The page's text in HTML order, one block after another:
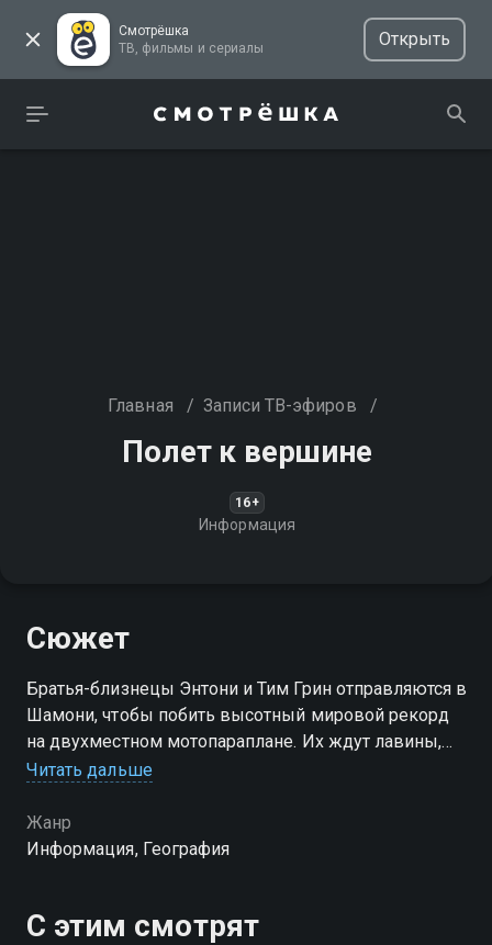
Смотрёшка
ТВ, фильмы и сериалы
Открыть
Главная / Записи ТВ-эфиров /
Полет к вершине
16+
Информация
Сюжет
Братья-близнецы Энтони и Тим Грин отправляются в
Шамони, чтобы побить высотный мировой рекорд
на двухместном мотопараплане. Их ждут лавины,
сильный ветер, рваные парашюты и скрытые
Читать дальше
Жанр
Информация, География
С этим смотрят